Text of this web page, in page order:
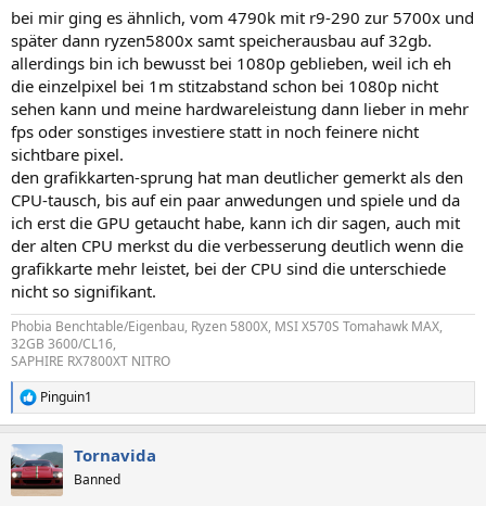
:
bei mir ging es ähnlich, vom 4790k mit r9-290 zur 5700x und
später dann ryzen5800x samt speicherausbau auf 32gb.
allerdings bin ich bewusst bei 1080p geblieben, weil ich eh
die einzelpixel bei 1m stitzabstand schon bei 1080p nicht
sehen kann und meine hardwareleistung dann lieber in mehr
fps oder sonstiges investiere statt in noch feinere nicht
sichtbare pixel.
den grafikkarten-sprung hat man deutlicher gemerkt als den
CPU-tausch, bis auf ein paar anwedungen und spiele und da
ich erst die GPU getaucht habe, kann ich dir sagen, auch mit
der alten CPU merkst du die verbesserung deutlich wenn die
grafikkarte mehr leistet, bei der CPU sind die unterschiede
nicht so signifikant.
Phobia Benchtable/Eigenbau, Ryzen 5800X, MSI X570S Tomahawk MAX,
32GB 3600/CL16,
SAPHIRE RX7800XT NITRO
R
e
k
t
i
Pinguin1
Tornavida
Banned